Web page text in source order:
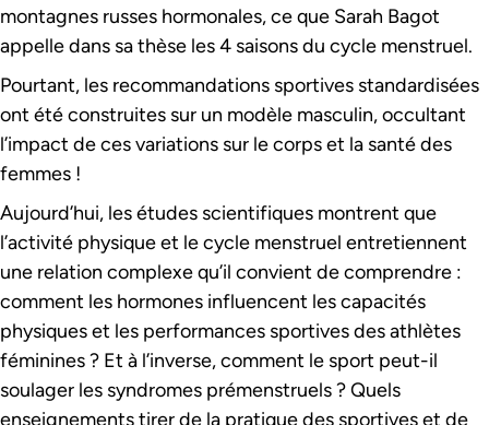
montagnes russes hormonales, ce que Sarah Bagot
appelle dans sa thèse les 4 saisons du cycle menstruel.
Pourtant, les recommandations sportives standardisées
ont été construites sur un modèle masculin, occultant
l’impact de ces variations sur le corps et la santé des
femmes !
Aujourd’hui, les études scientifiques montrent que
l’activité physique et le cycle menstruel entretiennent
une relation complexe qu’il convient de comprendre :
comment les hormones influencent les capacités
physiques et les performances sportives des athlètes
féminines ? Et à l’inverse, comment le sport peut-il
soulager les syndromes prémenstruels ? Quels
enseignements tirer de la pratique des sportives et de